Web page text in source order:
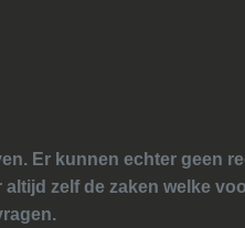
Er kunnen echter geen
zelf de zaken welke